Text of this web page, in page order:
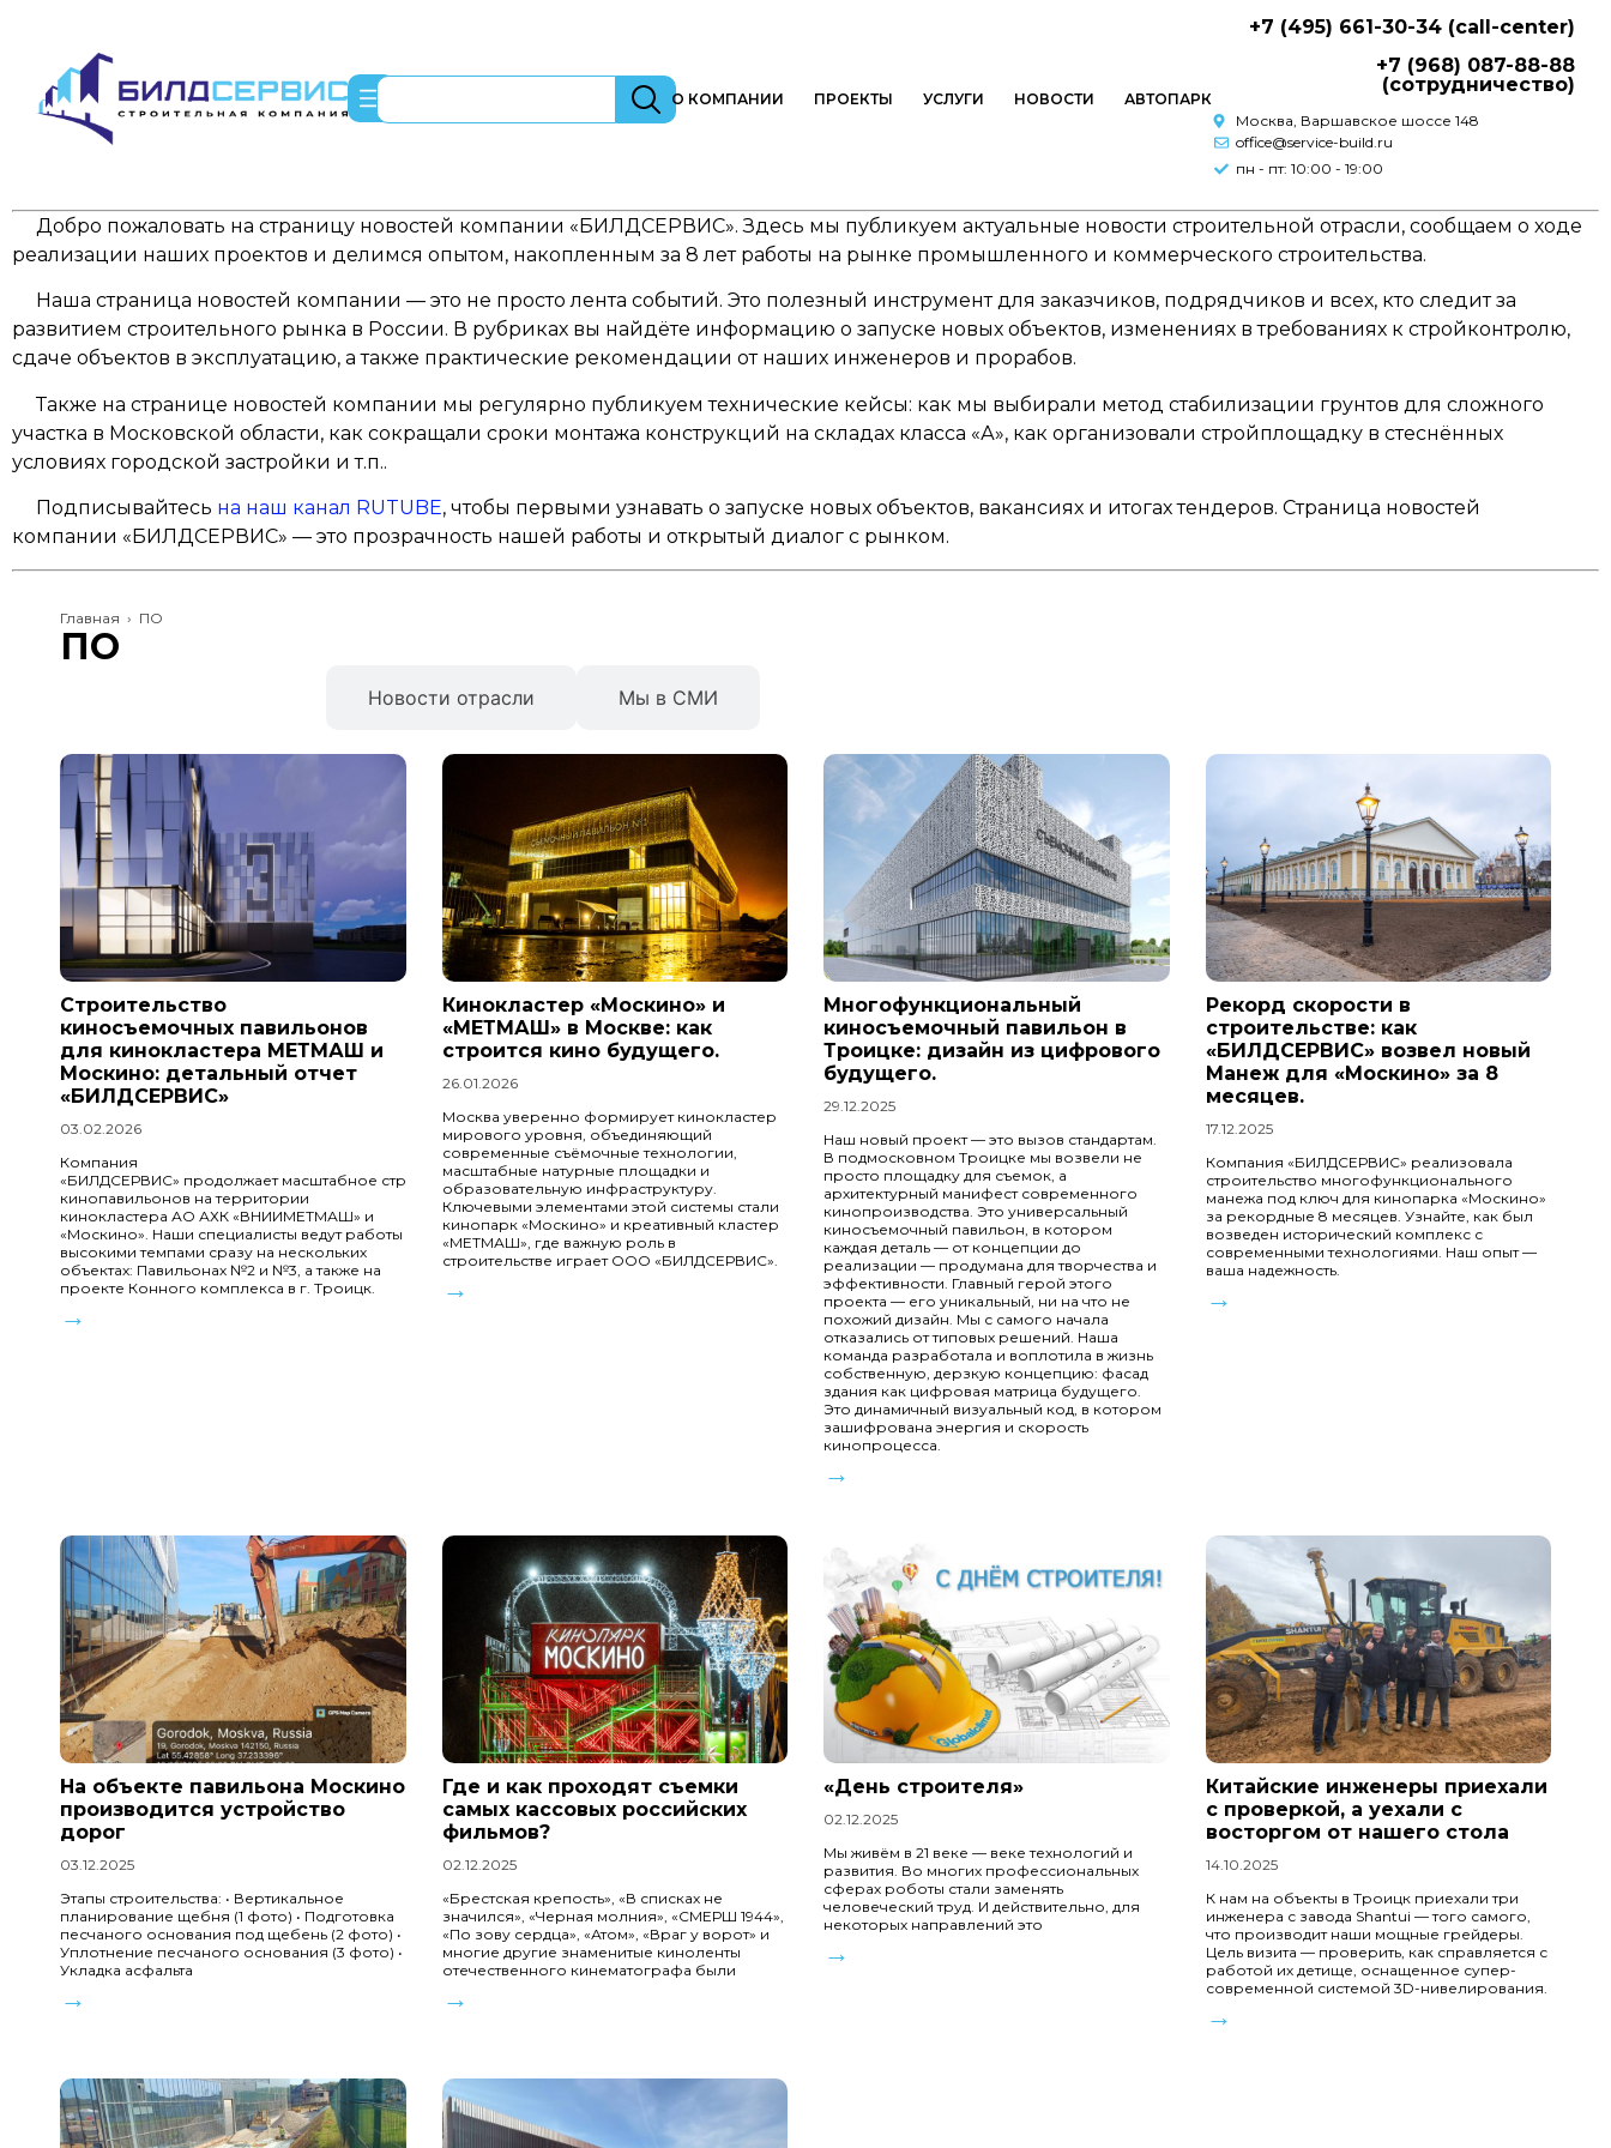
О КОМПАНИИ ПРОЕКТЫ УСЛУГИ НОВОСТИ АВТОПАРК
+7 (495) 661-30-34 (call-center)
+7 (968) 087-88-88
(сотрудничество)
Москва, Варшавское шоссе 148
office@service-build.ru
пн - пт: 10:00 - 19:00
Добро пожаловать на страницу новостей компании «БИЛДСЕРВИС». Здесь мы публикуем актуальные новости строительной отрасли, сообщаем о ходе
реализации наших проектов и делимся опытом, накопленным за 8 лет работы на рынке промышленного и коммерческого строительства.
Наша страница новостей компании — это не просто лента событий. Это полезный инструмент для заказчиков, подрядчиков и всех, кто следит за
развитием строительного рынка в России. В рубриках вы найдёте информацию о запуске новых объектов, изменениях в требованиях к стройконтролю,
сдаче объектов в эксплуатацию, а также практические рекомендации от наших инженеров и прорабов.
Также на странице новостей компании мы регулярно публикуем технические кейсы: как мы выбирали метод стабилизации грунтов для сложного
участка в Московской области, как сокращали сроки монтажа конструкций на складах класса «А», как организовали стройплощадку в стеснённых
условиях городской застройки и т.п..
Подписывайтесь на наш канал RUTUBE, чтобы первыми узнавать о запуске новых объектов, вакансиях и итогах тендеров. Страница новостей
компании «БИЛДСЕРВИС» — это прозрачность нашей работы и открытый диалог с рынком.
Главная › ПО
ПО
Новости отрасли Мы в СМИ
Строительство
киносъемочных павильонов
для кинокластера МЕТМАШ и
Москино: детальный отчет
«БИЛДСЕРВИС»
03.02.2026
Компания
«БИЛДСЕРВИС» продолжает масштабное строительство
кинопавильонов на территории
кинокластера АО АХК «ВНИИМЕТМАШ» и
«Москино». Наши специалисты ведут работы
высокими темпами сразу на нескольких
объектах: Павильонах №2 и №3, а также на
проекте Конного комплекса в г. Троицк.
→
Кинокластер «Москино» и
«МЕТМАШ» в Москве: как
строится кино будущего.
26.01.2026
Москва уверенно формирует кинокластер
мирового уровня, объединяющий
современные съёмочные технологии,
масштабные натурные площадки и
образовательную инфраструктуру.
Ключевыми элементами этой системы стали
кинопарк «Москино» и креативный кластер
«МЕТМАШ», где важную роль в
строительстве играет ООО «БИЛДСЕРВИС».
→
Многофункциональный
киносъемочный павильон в
Троицке: дизайн из цифрового
будущего.
29.12.2025
Наш новый проект — это вызов стандартам.
В подмосковном Троицке мы возвели не
просто площадку для съемок, а
архитектурный манифест современного
кинопроизводства. Это универсальный
киносъемочный павильон, в котором
каждая деталь — от концепции до
реализации — продумана для творчества и
эффективности. Главный герой этого
проекта — его уникальный, ни на что не
похожий дизайн. Мы с самого начала
отказались от типовых решений. Наша
команда разработала и воплотила в жизнь
собственную, дерзкую концепцию: фасад
здания как цифровая матрица будущего.
Это динамичный визуальный код, в котором
зашифрована энергия и скорость
кинопроцесса.
→
Рекорд скорости в
строительстве: как
«БИЛДСЕРВИС» возвел новый
Манеж для «Москино» за 8
месяцев.
17.12.2025
Компания «БИЛДСЕРВИС» реализовала
строительство многофункционального
манежа под ключ для кинопарка «Москино»
за рекордные 8 месяцев. Узнайте, как был
возведен исторический комплекс с
современными технологиями. Наш опыт —
ваша надежность.
→
На объекте павильона Москино
производится устройство
дорог
03.12.2025
Этапы строительства: • Вертикальное
планирование щебня (1 фото) • Подготовка
песчаного основания под щебень (2 фото) •
Уплотнение песчаного основания (3 фото) •
Укладка асфальта
→
Где и как проходят съемки
самых кассовых российских
фильмов?
02.12.2025
«Брестская крепость», «В списках не
значился», «Черная молния», «СМЕРШ 1944»,
«По зову сердца», «Атом», «Враг у ворот» и
многие другие знаменитые киноленты
отечественного кинематографа были
→
«День строителя»
02.12.2025
Мы живём в 21 веке — веке технологий и
развития. Во многих профессиональных
сферах роботы стали заменять
человеческий труд. И действительно, для
некоторых направлений это
→
Китайские инженеры приехали
с проверкой, а уехали с
восторгом от нашего стола
14.10.2025
К нам на объекты в Троицк приехали три
инженера с завода Shantui — того самого,
что производит наши мощные грейдеры.
Цель визита — проверить, как справляется с
работой их детище, оснащенное супер-
современной системой 3D-нивелирования.
→